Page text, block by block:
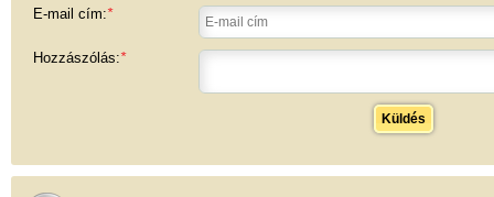
E-mail cím:*
Hozzászólás:*
Küldés